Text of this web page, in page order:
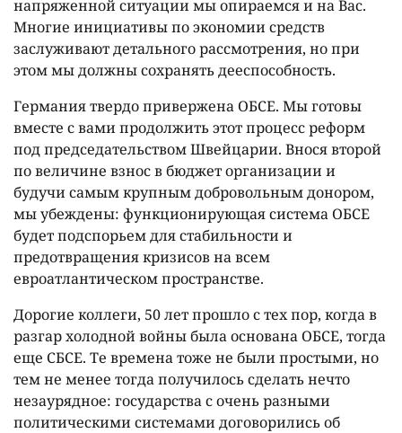
напряженной ситуации мы опираемся и на Вас.
Многие инициативы по экономии средств
заслуживают детального рассмотрения, но при
этом мы должны сохранять дееспособность.
Германия твердо привержена ОБСЕ. Мы готовы
вместе с вами продолжить этот процесс реформ
под председательством Швейцарии. Внося второй
по величине взнос в бюджет организации и
будучи самым крупным добровольным донором,
мы убеждены: функционирующая система ОБСЕ
будет подспорьем для стабильности и
предотвращения кризисов на всем
евроатлантическом пространстве.
Дорогие коллеги, 50 лет прошло с тех пор, когда в
разгар холодной войны была основана ОБСЕ, тогда
еще СБСЕ. Те времена тоже не были простыми, но
тем не менее тогда получилось сделать нечто
незаурядное: государства с очень разными
политическими системами договорились об